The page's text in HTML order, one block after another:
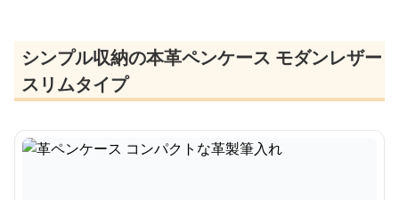
シンプル収納の本革ペンケース モダンレザー
スリムタイプ